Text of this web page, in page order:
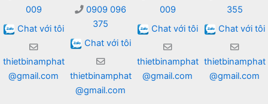
009
Chat với tôi
thietbinamphat
@gmail.com
0909 096
375
Chat với tôi
thietbinamphat
@gmail.com
009
Chat với tôi
thietbinamphat
@gmail.com
355
Chat với tôi
thietbinamphat
@gmail.com